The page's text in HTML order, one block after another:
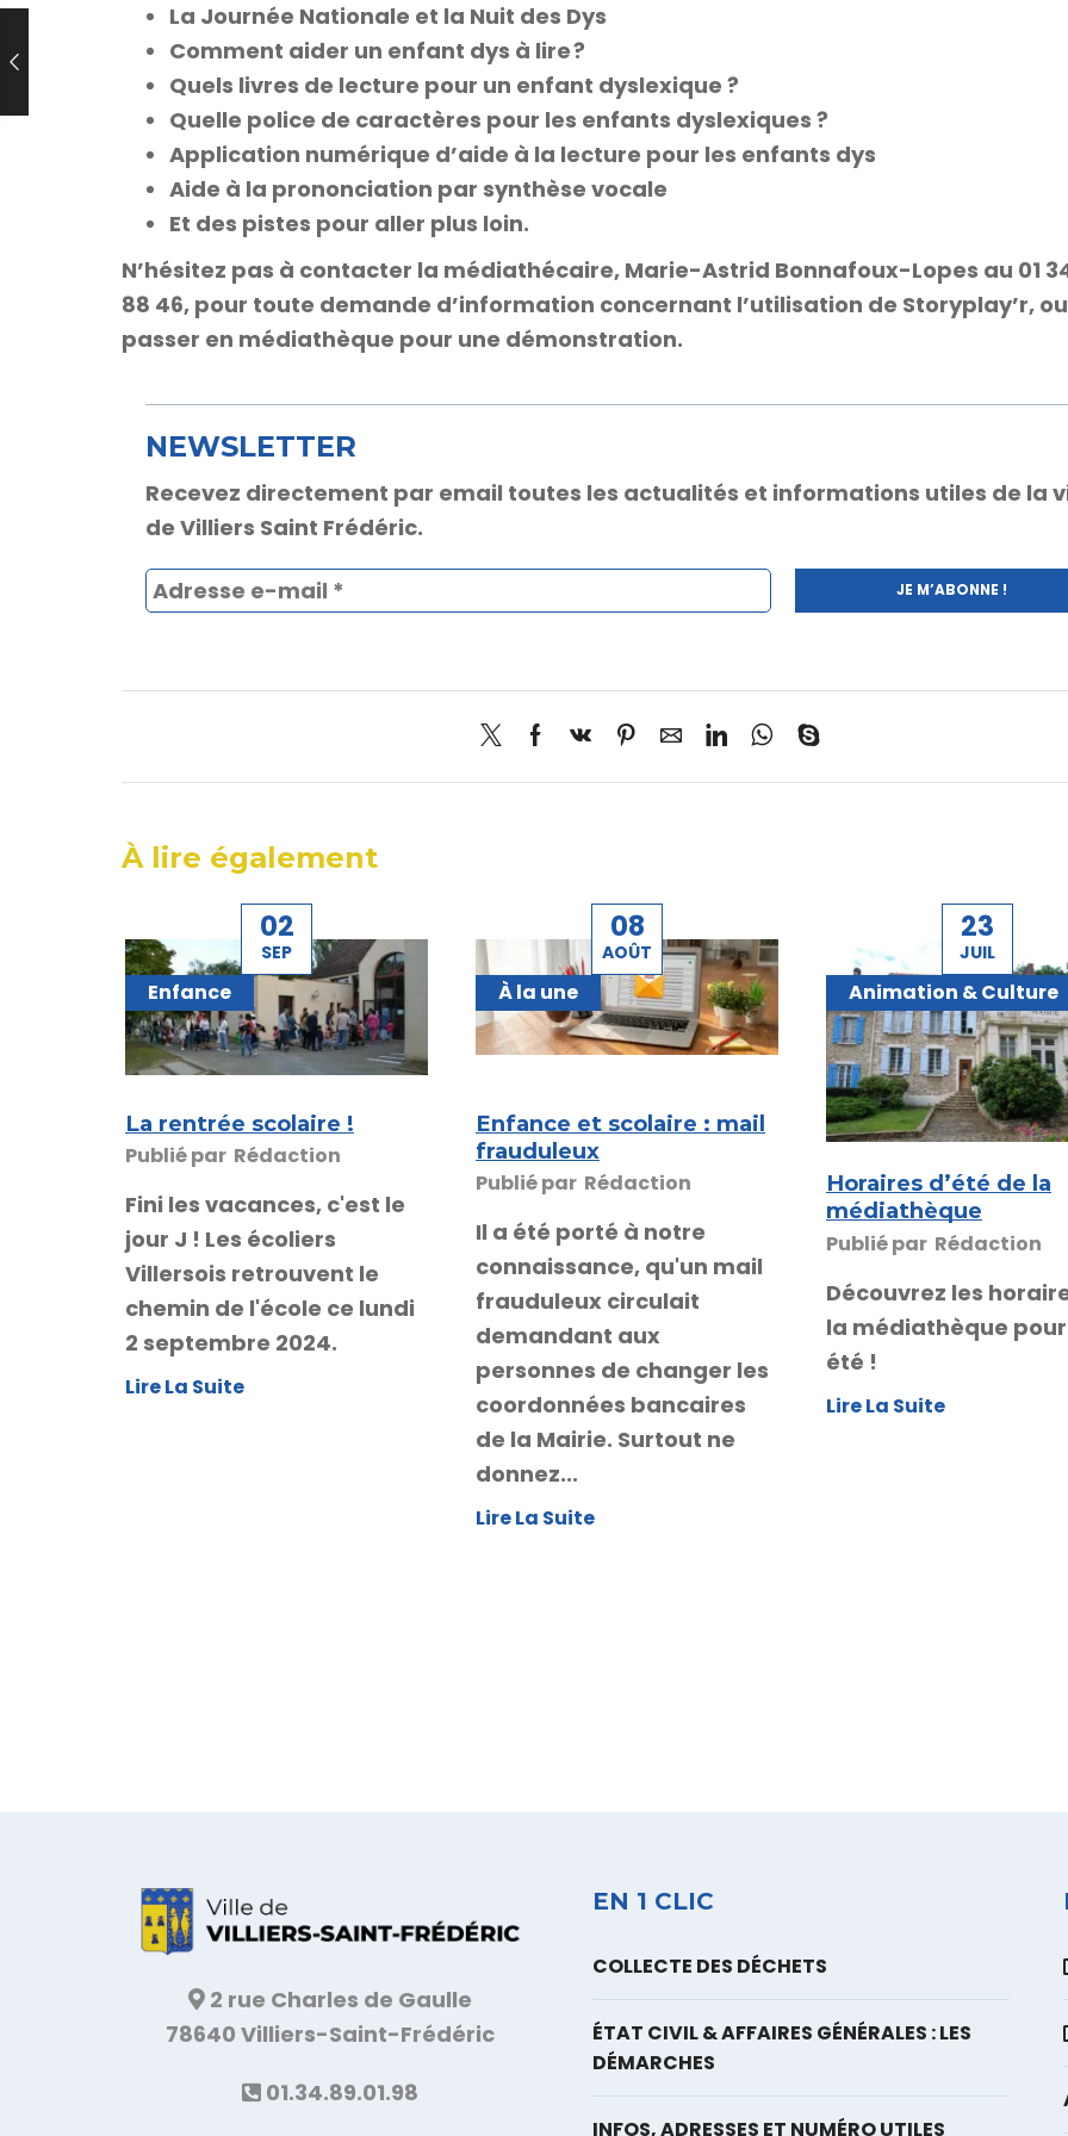
La Journée Nationale et la Nuit des Dys
Comment aider un enfant dys à lire ?
Quels livres de lecture pour un enfant dyslexique ?
Quelle police de caractères pour les enfants dyslexiques ?
Application numérique d’aide à la lecture pour les enfants dys
Aide à la prononciation par synthèse vocale
Et des pistes pour aller plus loin.
N’hésitez pas à contacter la médiathécaire, Marie-Astrid Bonnafoux-Lopes au 01
88 46, pour toute demande d’information concernant l’utilisation de Storyplay’r,
passer en médiathèque pour une démonstration.
NEWSLETTER
Recevez directement par email toutes les actualités et informations utiles de la
de Villiers Saint Frédéric.
À lire également
02
SEP
Enfance
La rentrée scolaire !
Publié par Rédaction
Fini les vacances, c'est le
jour J ! Les écoliers
Villersois retrouvent le
chemin de l'école ce lundi
2 septembre 2024.
Lire La Suite
08
AOÛT
À la une
Enfance et scolaire : mail
frauduleux
Publié par Rédaction
Il a été porté à notre
connaissance, qu'un mail
frauduleux circulait
demandant aux
personnes de changer les
coordonnées bancaires
de la Mairie. Surtout ne
donnez...
Lire La Suite
23
JUIL
Animation & Culture
Horaires d’été de la
médiathèque
Publié par Rédaction
Découvrez les
la médiathèque
été !
Lire La Suite
2 rue Charles de Gaulle
78640 Villiers-Saint-Frédéric
01.34.89.01.98
EN 1 CLIC
COLLECTE DES DÉCHETS
ÉTAT CIVIL & AFFAIRES GÉNÉRALES : LES
DÉMARCHES
INFOS, ADRESSES ET NUMÉRO UTILES